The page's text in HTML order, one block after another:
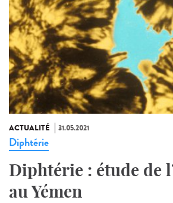
ACTUALITÉ 31.05.2021
Diphtérie
Diphtérie : étude de
au Yémen